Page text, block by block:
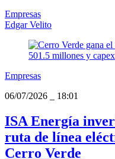
Empresas
Edgar Velito
Empresas
06/07/2026
18:01
ISA Energía
ruta de línea
Cerro Verde